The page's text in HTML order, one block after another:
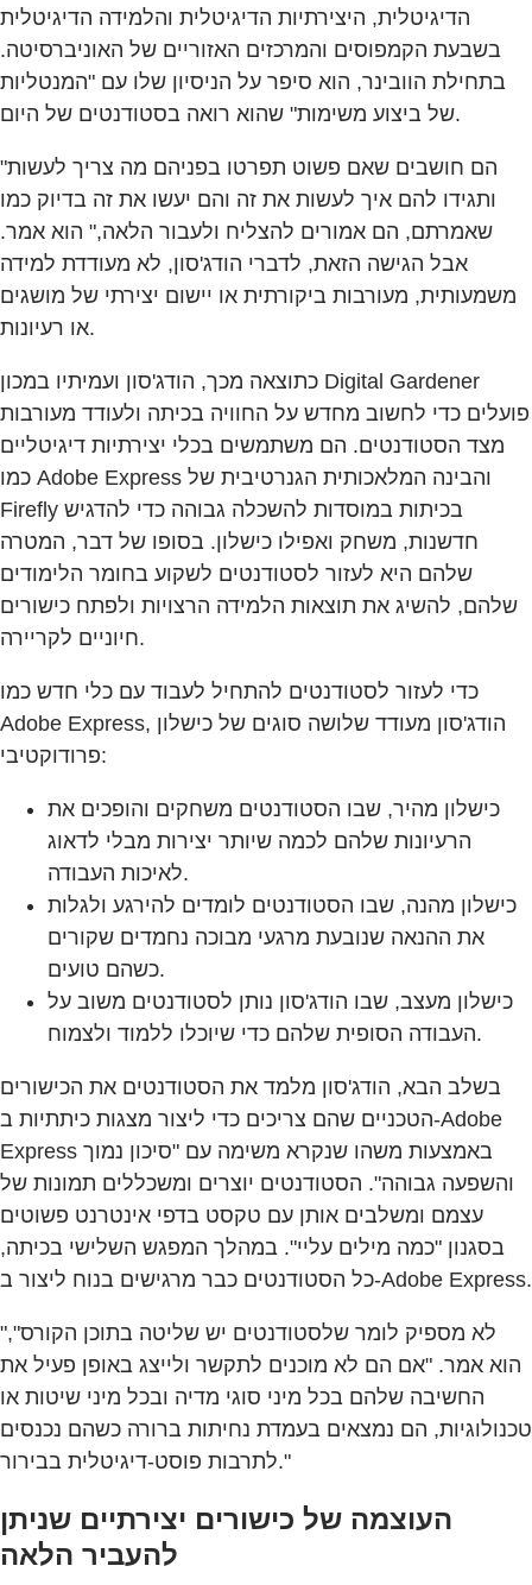
הדיגיטלית, היצירתיות הדיגיטלית והלמידה הדיגיטלית
בשבעת הקמפוסים והמרכזים האזוריים של האוניברסיטה.
בתחילת הוובינר, הוא סיפר על הניסיון שלו עם "המנטליות
של ביצוע משימות" שהוא רואה בסטודנטים של היום.
"הם חושבים שאם פשוט תפרטו בפניהם מה צריך לעשות
ותגידו להם איך לעשות את זה והם יעשו את זה בדיוק כמו
שאמרתם, הם אמורים להצליח ולעבור הלאה," הוא אמר.
אבל הגישה הזאת, לדברי הודג'סון, לא מעודדת למידה
משמעותית, מעורבות ביקורתית או יישום יצירתי של מושגים
או רעיונות.
כתוצאה מכך, הודג'סון ועמיתיו במכון Digital Gardener
פועלים כדי לחשוב מחדש על החוויה בכיתה ולעודד מעורבות
מצד הסטודנטים. הם משתמשים בכלי יצירתיות דיגיטליים
כמו Adobe Express והבינה המלאכותית הגנרטיבית של
Firefly בכיתות במוסדות להשכלה גבוהה כדי להדגיש
חדשנות, משחק ואפילו כישלון. בסופו של דבר, המטרה
שלהם היא לעזור לסטודנטים לשקוע בחומר הלימודים
שלהם, להשיג את תוצאות הלמידה הרצויות ולפתח כישורים
חיוניים לקריירה.
כדי לעזור לסטודנטים להתחיל לעבוד עם כלי חדש כמו
Adobe Express, הודג'סון מעודד שלושה סוגים של כישלון
פרודוקטיבי:
כישלון מהיר, שבו הסטודנטים משחקים והופכים את
הרעיונות שלהם לכמה שיותר יצירות מבלי לדאוג
לאיכות העבודה.
כישלון מהנה, שבו הסטודנטים לומדים להירגע ולגלות
את ההנאה שנובעת מרגעי מבוכה נחמדים שקורים
כשהם טועים.
כישלון מעצב, שבו הודג'סון נותן לסטודנטים משוב על
העבודה הסופית שלהם כדי שיוכלו ללמוד ולצמוח.
בשלב הבא, הודג'סון מלמד את הסטודנטים את הכישורים
הטכניים שהם צריכים כדי ליצור מצגות כיתתיות ב-Adobe
Express באמצעות משהו שנקרא משימה עם "סיכון נמוך
והשפעה גבוהה". הסטודנטים יוצרים ומשכללים תמונות של
עצמם ומשלבים אותן עם טקסט בדפי אינטרנט פשוטים
בסגנון "כמה מילים עליי". במהלך המפגש השלישי בכיתה,
כל הסטודנטים כבר מרגישים בנוח ליצור ב-Adobe Express.
"לא מספיק לומר שלסטודנטים יש שליטה בתוכן הקורס",
הוא אמר. "אם הם לא מוכנים לתקשר ולייצג באופן פעיל את
החשיבה שלהם בכל מיני סוגי מדיה ובכל מיני שיטות או
טכנולוגיות, הם נמצאים בעמדת נחיתות ברורה כשהם נכנסים
לתרבות פוסט-דיגיטלית בבירור."
העוצמה של כישורים יצירתיים שניתן
להעביר הלאה